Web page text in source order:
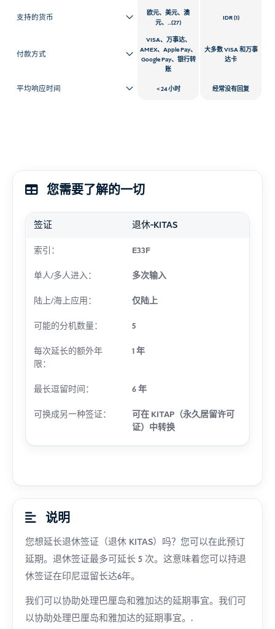
支持的货币
欧元、美元、澳
元、...(27)
IDR (1)
付款方式
VISA、万事达、
AMEX、Apple Pay、
Google Pay、银行转
账
大多数 VISA 和万事
达卡
平均响应时间 24 小时 经常没有回复
您需要了解的一切
签证 退休-KITAS
索引： E33F
单人/多人进入： 多次输入
陆上/海上应用： 仅陆上
可能的分机数量： 5
每次延长的额外年
限：
1 年
最长逗留时间： 6 年
可换成另一种签证：
可在 KITAP（永久居留许可
证）中转换
说明
您想延长退休签证（退休 KITAS）吗？您可以在此预订
延期。退休签证最多可延长 5 次。这意味着您可以持退
休签证在印尼逗留长达6年。
我们可以协助处理巴厘岛和雅加达的延期事宜。我们可
以协助处理巴厘岛和雅加达的延期事宜。.